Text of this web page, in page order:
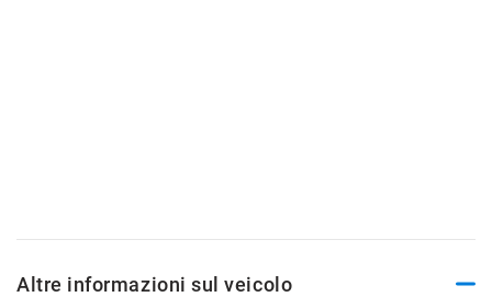
Altre informazioni sul veicolo